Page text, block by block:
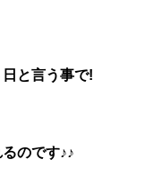
と言う事で!
のです♪♪